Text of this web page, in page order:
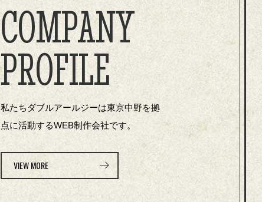
COMPANY
PROFILE
私たちダブルアールジーは東京中野を拠
点に活動するWEB制作会社です。
VIEW MORE